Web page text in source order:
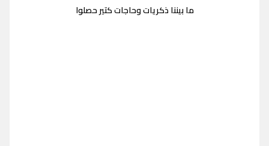
ما بيننا ذكريات وحاجات كتير حصلوا